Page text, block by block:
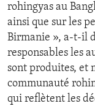
rohingyas au
ainsi que sur les
Birmanie », a-t-il
responsables les
sont produites, et
communauté
qui reflètent les